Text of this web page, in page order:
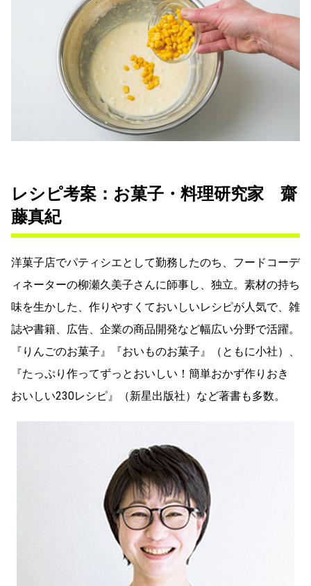
レシピ考案：お菓子・料理研究家 齋
藤真紀
洋菓子店でパティシエとして勤務したのち、フードコーデ
ィネーターの柳瀬久美子さんに師事し、独立。素材の持ち
味を生かした、作りやすくておいしいレシピが人気で、雑
誌や書籍、広告、企業の商品開発など幅広い分野で活躍。
『りんごのお菓子』『おいものお菓子』（ともに小社）、
『たっぷり作ってずっとおいしい！簡単おかず作りおき
おいしい230レシピ』（新星出版社）など著書も多数。